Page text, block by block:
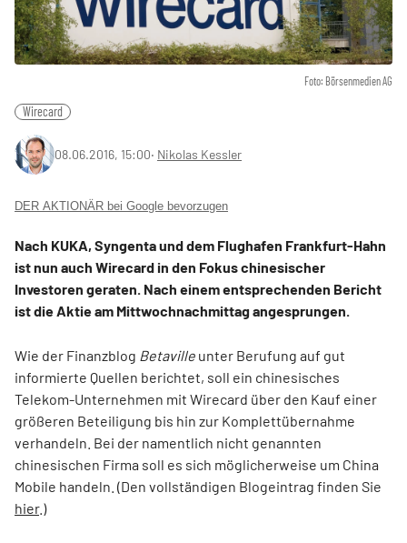
Foto: Börsenmedien AG
Wirecard
08.06.2016, 15:00‧ Nikolas Kessler
DER AKTIONÄR bei Google bevorzugen
Nach KUKA, Syngenta und dem Flughafen Frankfurt-Hahn
ist nun auch Wirecard in den Fokus chinesischer
Investoren geraten. Nach einem entsprechenden Bericht
ist die Aktie am Mittwochnachmittag angesprungen.
Wie der Finanzblog Betaville unter Berufung auf gut
informierte Quellen berichtet, soll ein chinesisches
Telekom-Unternehmen mit Wirecard über den Kauf einer
größeren Beteiligung bis hin zur Komplettübernahme
verhandeln. Bei der namentlich nicht genannten
chinesischen Firma soll es sich möglicherweise um China
Mobile handeln. (Den vollständigen Blogeintrag finden Sie
hier.)